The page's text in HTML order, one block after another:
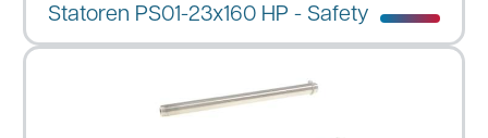
Statoren PS01-23x160 HP - Safety